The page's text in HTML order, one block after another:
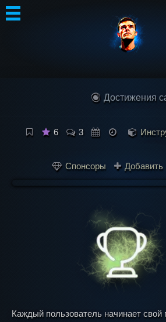
Блог
Достижения
6 3
Спонсоры Добавить
Каждый пользователь начинает свой